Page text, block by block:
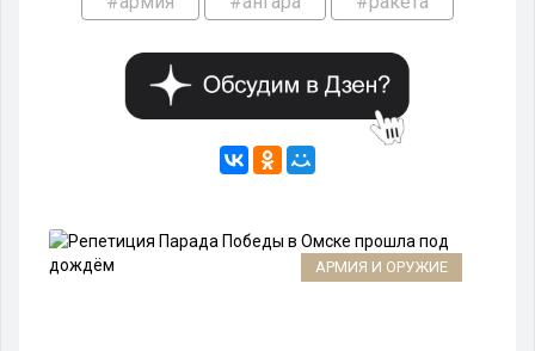
АРМИЯ И ОРУЖИЕ